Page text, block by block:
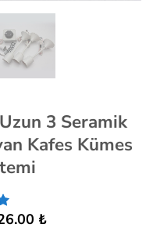
3 Seramik
Kafes Kümes
₺Şu